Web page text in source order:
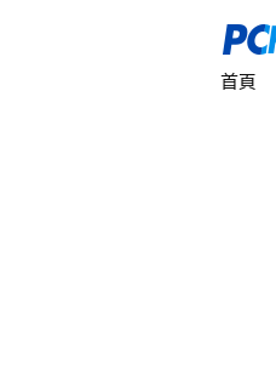
首頁